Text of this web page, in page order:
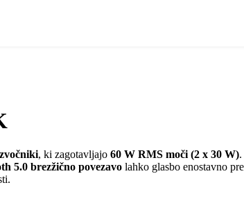
, ki zagotavljajo 60 W RMS moči (2 x 30 W)
5.0 brezžično povezavo lahko glasbo enostavno